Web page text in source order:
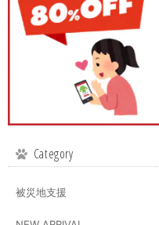
Category
被災地支援